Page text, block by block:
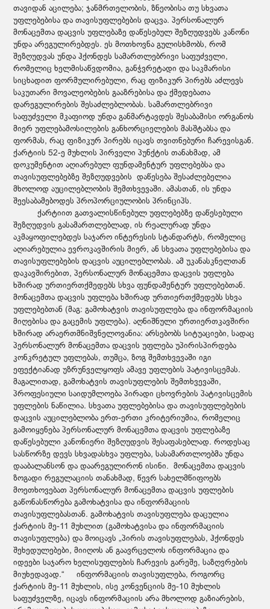
თავიდან აცილება; ჯანმრთელობის, ზნეობისა თუ სხვათა
უფლებებისა და თავისუფლებების დაცვა. პერსონალურ
მონაცემთა დაცვის უფლებაზე დაწესებულ შეზღუდვებს კანონი
უნდა არეგულირებდეს. ეს მოთხოვნა გულისხმობს, რომ
შეზღუდვას უნდა ჰქონდეს სამართლებრივი საფუძველი,
რომელიც ხელმისაწვდომია, განჭვრეტადი და საკმარისი
სიცხადით ფორმულირებული, რაც ფიზიკურ პირებს აძლევს
საკუთარი მოვალეობების გააზრებისა და ქმედებათა
დარეგულირების შესაძლებლობას. სამართლებრივი
საფუძველი მკაფიოდ უნდა განმარტავდეს შესაბამისი ორგანოს
მიერ უფლებამოსილების განხორციელების მასშტაბსა და
ფორმას, რაც ფიზიკურ პირებს იცავს თვითნებური ჩარევისგან.
ქარტიის 52-ე მუხლის პირველი პუნქტის თანახმად, ამ
დოკუმენტით აღიარებულ ფუნდამენტურ უფლებებსა და
თავისუფლებებზე შეზღუდვების დაწესება შესაძლებელია
მხოლოდ აუცილებლობის შემთხვევაში. ამასთან, ის უნდა
შეესაბამებოდეს პროპორციულობის პრინციპს.
ქარტიით გათვალისწინებულ უფლებებზე დაწესებული
შეზღუდვის გასამართლებლად, ის რეალურად უნდა
აკმაყოფილებდეს საჯარო ინტერესის სტანდარტს, რომელიც
აღიარებულია ევროკავშირის მიერ, ან სხვათა უფლებებისა და
თავისუფლებების დაცვის აუცილებლობას. ამ უკანასკნელთან
დაკავშირებით, პერსონალურ მონაცემთა დაცვის უფლება
ხშირად ურთიერთქმედებს სხვა ფუნდამენტურ უფლებებთან.
მონაცემთა დაცვის უფლება ხშირად ურთიერთქმედებს სხვა
უფლებებთან (მაგ: გამოხატვის თავისუფლება და ინფორმაციის
მიღებისა და გაცემის უფლება). აღნიშნული ურთიერთკავშირი
ხშირად არაერთმნიშვნელოვანია: არსებობს სიტუაციები, სადაც
პერსონალურ მონაცემთა დაცვის უფლება უპირისპირდება
კონკრეტულ უფლებას, თუმცა, ზოგ შემთხვევაში იგი
ეფექტიანად უზრუნველყოფს ამავე უფლების პატივისცემას.
მაგალითად, გამოხატვის თავისუფლების შემთხვევაში,
პროფესიული საიდუმლოება პირადი ცხოვრების პატივისცემის
უფლების ნაწილია. სხვათა უფლებებისა და თავისუფლებების
დაცვის აუცილებლობა ერთ-ერთი კრიტერიუმია, რომელიც
გამოიყენება პერსონალურ მონაცემთა დაცვის უფლებაზე
დაწესებული კანონიერი შეზღუდვის შესაფასებლად. როდესაც
სასწორზე დევს სხვადასხვა უფლება, სასამართლოებმა უნდა
დააბალანსონ და დაარეგულირონ ისინი. მონაცემთა დაცვის
ზოგადი რეგულაციის თანახმად, წევრ სახელმწიფოებს
მოეთხოვებათ პერსონალურ მონაცემთა დაცვის უფლების
გაწონასწორება გამოხატვისა და ინფორმაციის
თავისუფლებასთან. გამოხატვის თავისუფლება დაცულია
ქარტიის მე-11 მუხლით (გამოხატვისა და ინფორმაციის
თავისუფლება) და მოიცავს „პირის თავისუფლებას, ჰქონდეს
შეხედულებები, მიიღოს ან გაავრცელოს ინფორმაცია და
იდეები საჯარო ხელისუფლების ჩარევის გარეშე, საზღვრების
მიუხედავად.“ ინფორმაციის თავისუფლება, როგორც
ქარტიის მე-11 მუხლის, ისე კონვენციის მე-10 მუხლის
საფუძველზე, იცავს ინფორმაციის არა მხოლოდ გაზიარების,